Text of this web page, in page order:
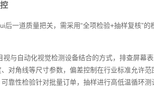
后一道质量把关，需采用“全项检验+抽样复核”
视与自动化视觉检测设备结合的方式，排查屏幕
对角线等尺寸参数，偏差控制在行业标准允许
靠性检验针对批量订单，抽样进行高低温循环